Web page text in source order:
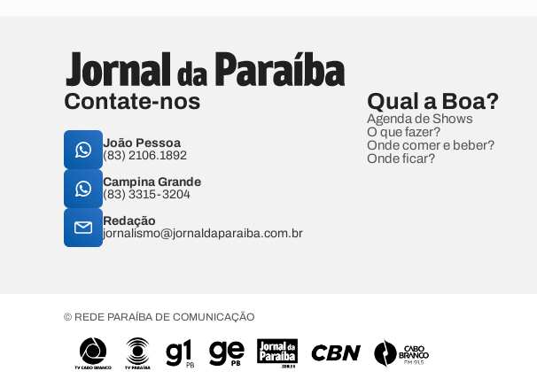
Contate-nos
João Pessoa
(83) 2106.1892
Campina Grande
(83) 3315-3204
Redação
jornalismo@jornaldaparaiba.com.br
Qual a Boa?
Agenda de Shows
O que fazer?
Onde comer e beber?
Onde ficar?
© REDE PARAÍBA DE COMUNICAÇÃO